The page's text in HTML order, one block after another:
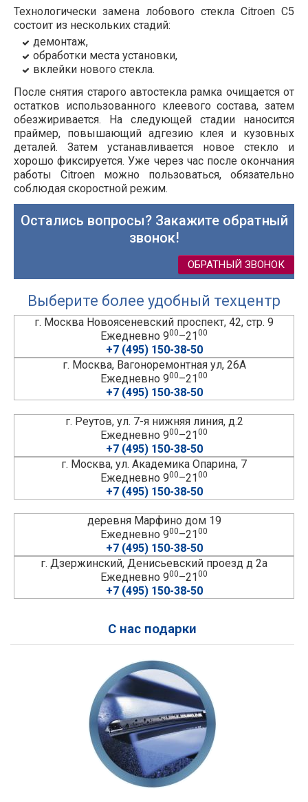
Технологически замена лобового стекла Citroen C5
состоит из нескольких стадий:
демонтаж,
обработки места установки,
вклейки нового стекла.
После снятия старого автостекла рамка очищается от
остатков использованного клеевого состава, затем
обезжиривается. На следующей стадии наносится
праймер, повышающий адгезию клея и кузовных
деталей. Затем устанавливается новое стекло и
хорошо фиксируется. Уже через час после окончания
работы Citroen можно пользоваться, обязательно
соблюдая скоростной режим.
Остались вопросы? Закажите обратный
звонок!
ОБРАТНЫЙ ЗВОНОК
Выберите более удобный техцентр
г. Москва Новоясеневский проспект, 42, стр. 9
Ежедневно 900–2100
+7 (495) 150-38-50
г. Москва, Вагоноремонтная ул, 26А
Ежедневно 900–2100
+7 (495) 150-38-50
г. Реутов, ул. 7-я нижняя линия, д.2
Ежедневно 900–2100
+7 (495) 150-38-50
г. Москва, ул. Академика Опарина, 7
Ежедневно 900–2100
+7 (495) 150-38-50
деревня Марфино дом 19
Ежедневно 900–2100
+7 (495) 150-38-50
г. Дзержинский, Денисьевский проезд д 2а
Ежедневно 900–2100
+7 (495) 150-38-50
С нас подарки